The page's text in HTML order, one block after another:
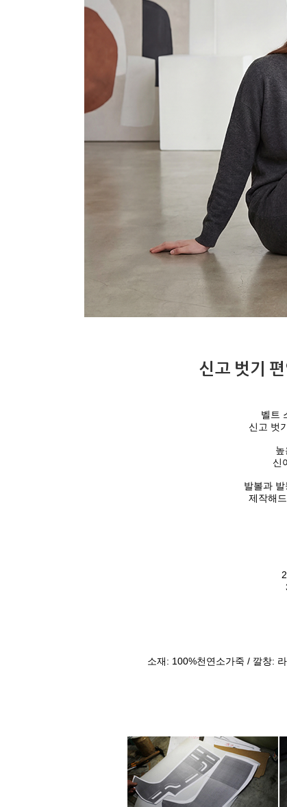
신고 벗기
벨트
신고 벗
신
발볼과
제작해
소재: 100%천연소가죽 / 깔창: